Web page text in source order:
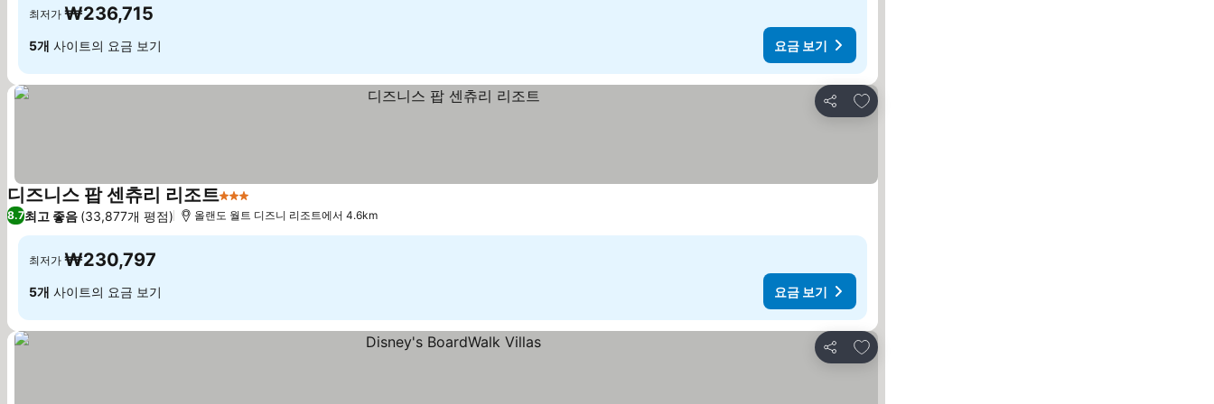
최저가 ₩236,715
5개 사이트의 요금 보기 요금 보기
공유
즐겨찾기에 추가
디즈니스 팝 센츄리 리조트3 성급
8.7최고 좋음 (33,877개 평점) 올랜도 월트 디즈니 리조트에서 4.6km
최저가 ₩230,797
5개 사이트의 요금 보기 요금 보기
공유
즐겨찾기에 추가